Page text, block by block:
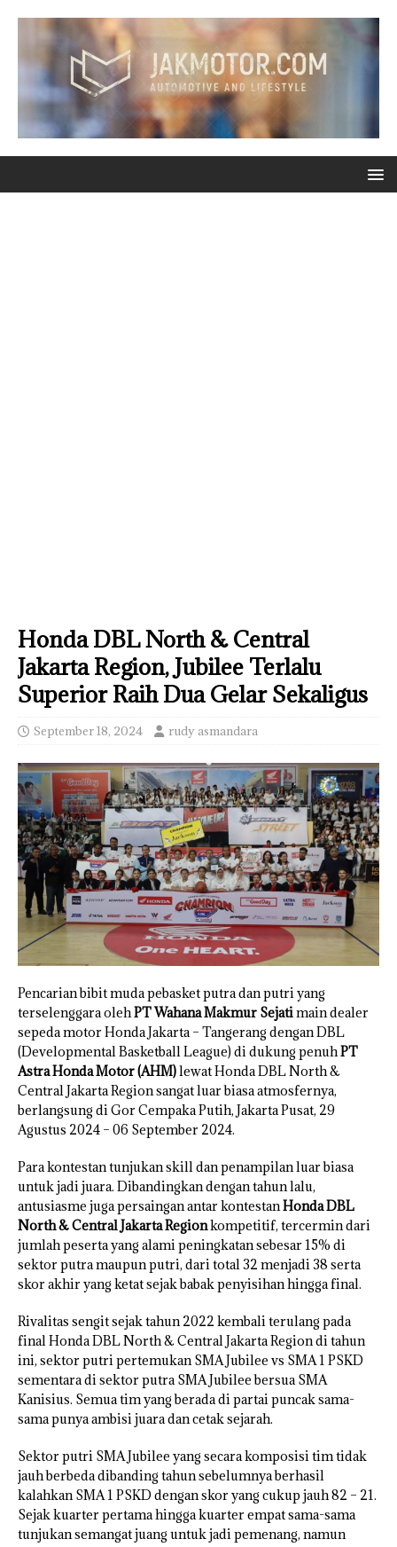
Honda DBL North & Central
Jakarta Region, Jubilee Terlalu
Superior Raih Dua Gelar Sekaligus
September 18, 2024 rudy asmandara
Pencarian bibit muda pebasket putra dan putri yang
terselenggara olehPT Wahana Makmur Sejatimain dealer
sepeda motor Honda Jakarta – Tangerang dengan DBL
(Developmental Basketball League) di dukung penuhPT
Astra Honda Motor (AHM)lewat Honda DBL North &
Central Jakarta Region sangat luar biasa atmosfernya,
berlangsung di Gor Cempaka Putih, Jakarta Pusat, 29
Agustus 2024 – 06 September 2024.
Para kontestan tunjukan skill dan penampilan luar biasa
untuk jadi juara. Dibandingkan dengan tahun lalu,
antusiasme juga persaingan antar kontestanHonda DBL
North & Central Jakarta Regionkompetitif, tercermin dari
jumlah peserta yang alami peningkatan sebesar 15% di
sektor putra maupun putri, dari total 32 menjadi 38 serta
skor akhir yang ketat sejak babak penyisihan hingga final.
Rivalitas sengit sejak tahun 2022 kembali terulang pada
final Honda DBL North & Central Jakarta Region di tahun
ini, sektor putri pertemukan SMA Jubilee vs SMA 1 PSKD
sementara di sektor putra SMA Jubilee bersua SMA
Kanisius. Semua tim yang berada di partai puncak sama-
sama punya ambisi juara dan cetak sejarah.
Sektor putri SMA Jubilee yang secara komposisi tim tidak
jauh berbeda dibanding tahun sebelumnya berhasil
kalahkan SMA 1 PSKD dengan skor yang cukup jauh 82 – 21.
Sejak kuarter pertama hingga kuarter empat sama-sama
tunjukan semangat juang untuk jadi pemenang, namun